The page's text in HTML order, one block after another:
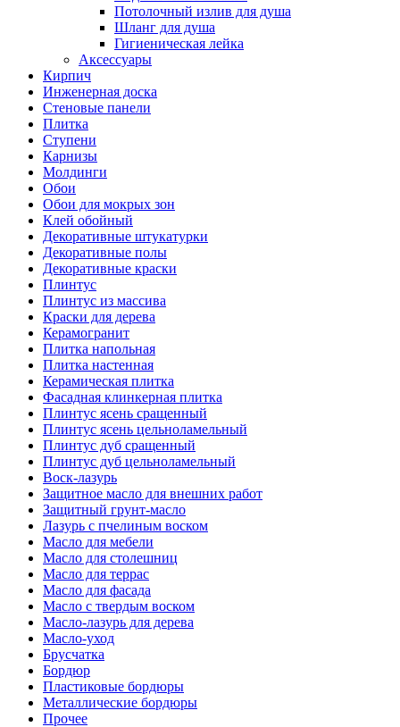
Потолочный излив для душа
Шланг для душа
Гигиеническая лейка
Аксессуары
Кирпич
Инженерная доска
Стеновые панели
Плитка
Ступени
Карнизы
Молдинги
Обои
Обои для мокрых зон
Клей обойный
Декоративные штукатурки
Декоративные полы
Декоративные краски
Плинтус
Плинтус из массива
Краски для дерева
Керамогранит
Плитка напольная
Плитка настенная
Керамическая плитка
Фасадная клинкерная плитка
Плинтус ясень сращенный
Плинтус ясень цельноламельный
Плинтус дуб сращенный
Плинтус дуб цельноламельный
Воск-лазурь
Защитное масло для внешних работ
Защитный грунт-масло
Лазурь с пчелиным воском
Масло для мебели
Масло для столешниц
Масло для террас
Масло для фасада
Масло с твердым воском
Масло-лазурь для дерева
Масло-уход
Брусчатка
Бордюр
Пластиковые бордюры
Металлические бордюры
Прочее